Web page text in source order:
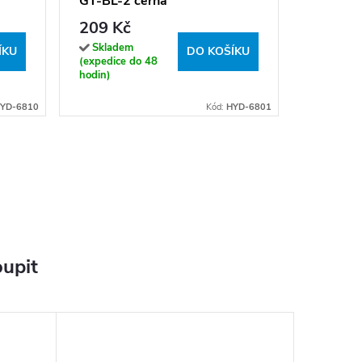
6810
209 Kč
Skladem
(expedice do 48
hodin)
DO KOŠÍKU
Kód: HYD-6801